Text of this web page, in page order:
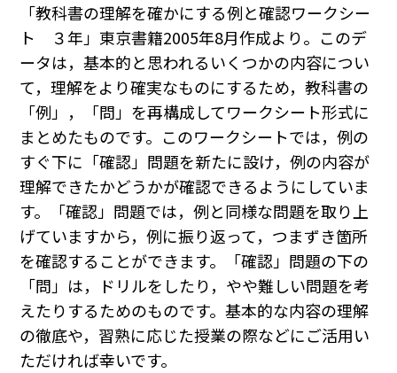
「教科書の理解を確かにする例と確認ワークシー
ト ３年」東京書籍2005年8月作成より。このデ
ータは，基本的と思われるいくつかの内容につい
て，理解をより確実なものにするため，教科書の
「例」，「問」を再構成してワークシート形式に
まとめたものです。このワークシートでは，例の
すぐ下に「確認」問題を新たに設け，例の内容が
理解できたかどうかが確認できるようにしていま
す。「確認」問題では，例と同様な問題を取り上
げていますから，例に振り返って，つまずき箇所
を確認することができます。「確認」問題の下の
「問」は，ドリルをしたり，やや難しい問題を考
えたりするためのものです。基本的な内容の理解
の徹底や，習熟に応じた授業の際などにご活用い
ただければ幸いです。